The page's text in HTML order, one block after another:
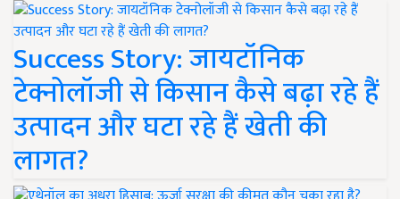
Success Story: जायटॉनिक
टेक्नोलॉजी से किसान कैसे बढ़ा रहे हैं
उत्पादन और घटा रहे हैं खेती की
लागत?